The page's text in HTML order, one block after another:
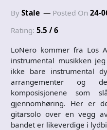
By Stale Posted On 24-
Rating: 5.5 / 6
LoNero kommer fra Los
instrumental musikken
ikke bare instrumental
arrangementer og
komposisjonene
gjennomhøring. Her er
gitarsolo over en vegg
bandet er likeverdige i